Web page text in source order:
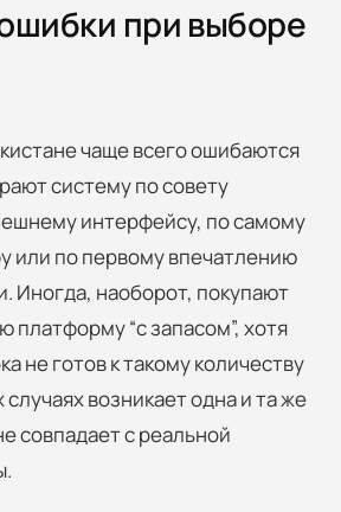
при выборе
чаще всего ошибаются
систему по совету
интерфейсу, по самому
или по первому впечатлению
Иногда, наоборот, покупают
“с запасом”, хотя
не готов к такому количеству
возникает одна и та же
совпадает с реальной